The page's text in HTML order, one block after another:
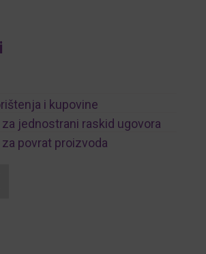
i kupovine
za jednostrani raskid ugovora
povrat proizvoda